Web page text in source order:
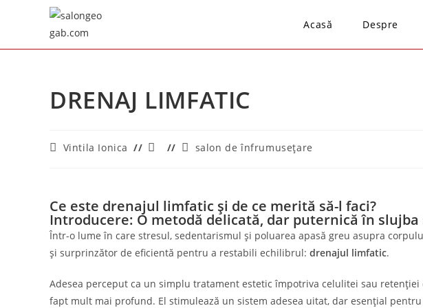
Acasă Despre
DRENAJ LIMFATIC
Vintila Ionica salon de înfrumusețare
Ce este drenajul limfatic și de ce merită să-l faci?
Introducere: O metodă delicată, dar puternică în
Într-o lume în care stresul, sedentarismul și poluarea apasă greu asupra
și surprinzător de eficientă pentru a restabili echilibrul: drenajul limfatic.
Adesea perceput ca un simplu tratament estetic împotriva celulitei sau retenției
fapt mult mai profund. El stimulează un sistem adesea uitat, dar esențial